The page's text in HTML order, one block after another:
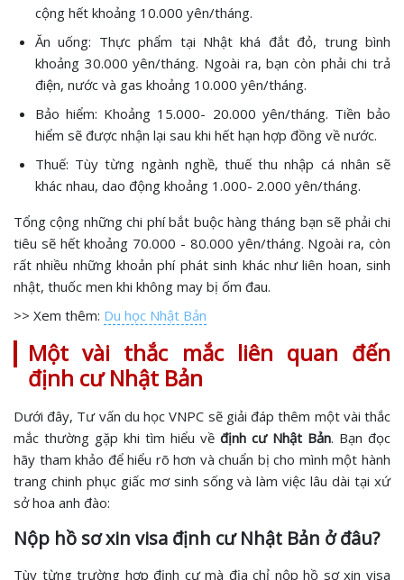
cộng hết khoảng 10.000 yên/tháng.
Ăn uống: Thực phẩm tại Nhật khá đắt đỏ, trung bình
khoảng 30.000 yên/tháng. Ngoài ra, bạn còn phải chi trả
điện, nước và gas khoảng 10.000 yên/tháng.
Bảo hiểm: Khoảng 15.000- 20.000 yên/tháng. Tiền bảo
hiểm sẽ được nhận lại sau khi hết hạn hợp đồng về nước.
Thuế: Tùy từng ngành nghề, thuế thu nhập cá nhân sẽ
khác nhau, dao động khoảng 1.000- 2.000 yên/tháng.
Tổng cộng những chi phí bắt buộc hàng tháng bạn sẽ phải chi
tiêu sẽ hết khoảng 70.000 - 80.000 yên/tháng. Ngoài ra, còn
rất nhiều những khoản phí phát sinh khác như liên hoan, sinh
nhật, thuốc men khi không may bị ốm đau.
>> Xem thêm: Du học Nhật Bản
Một vài thắc mắc liên quan đến
định cư Nhật Bản
Dưới đây, Tư vấn du học VNPC sẽ giải đáp thêm một vài thắc
mắc thường gặp khi tìm hiểu về định cư Nhật Bản. Bạn đọc
hãy tham khảo để hiểu rõ hơn và chuẩn bị cho mình một hành
trang chinh phục giấc mơ sinh sống và làm việc lâu dài tại xứ
sở hoa anh đào:
Nộp hồ sơ xin visa định cư Nhật Bản ở đâu?
Tùy từng trường hợp định cư mà địa chỉ nộp hồ sơ xin visa